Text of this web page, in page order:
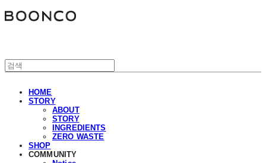
HOME
STORY
ABOUT
STORY
INGREDIENTS
ZERO WASTE
SHOP
COMMUNITY